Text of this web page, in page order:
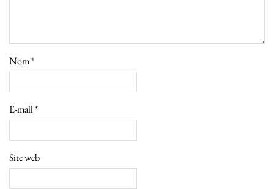
Nom*
E-mail*
Site web